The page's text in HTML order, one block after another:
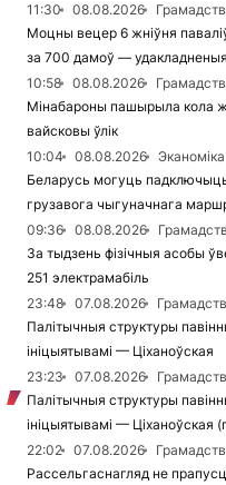
11:30
08.08.2026
Моцны вецер 6 жніўня
за 700 дамоў —
10:58
08.08.2026
Мінабароны пашырыла кола
вайсковы ўлік
10:04
08.08.2026
Эканоміка
Беларусь могуць
грузавога чыгуначнага
09:36
08.08.2026
За тыдзень фізічныя асобы
251 электрамабіль
23:48
07.08.2026
Палітычныя структуры
ініцыятывамі — Ціханоўская
23:23
07.08.2026
Палітычныя структуры
ініцыятывамі — Ціханоўская
22:02
07.08.2026
Рассельгаснагляд не